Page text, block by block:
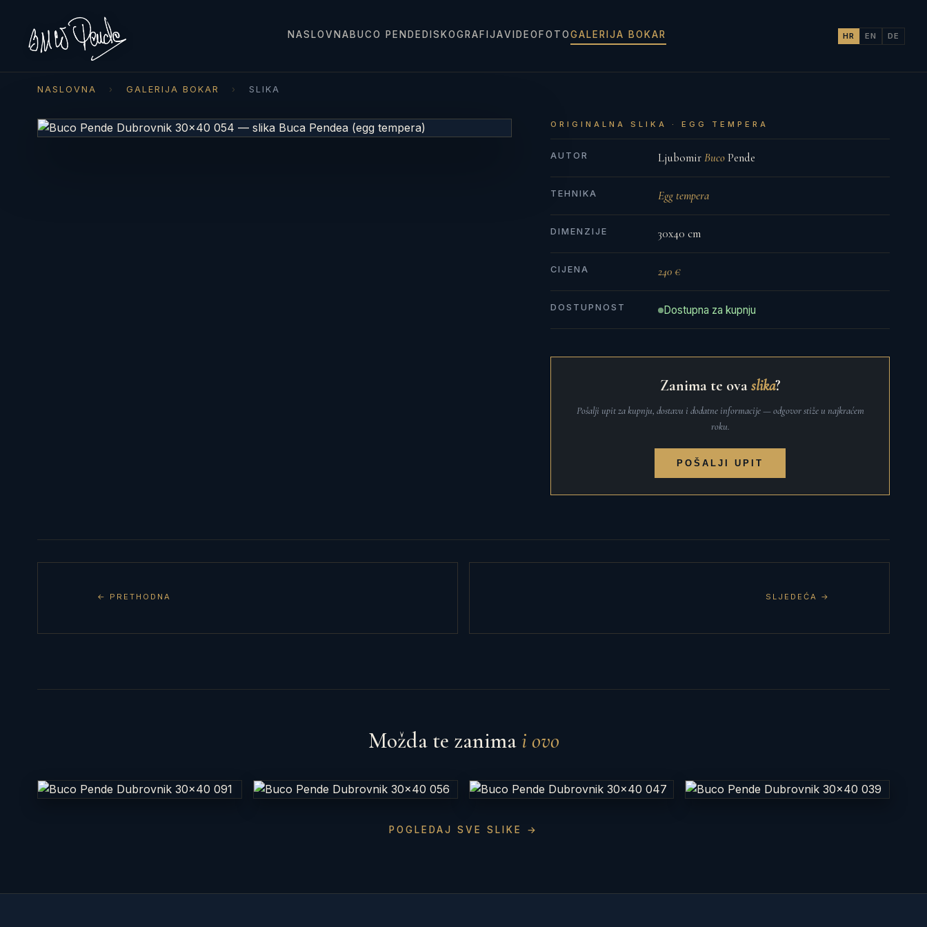
NASLOVNABUCO PENDEDISKOGRAFIJAVIDEOFOTOGALERIJA BOKAR HR EN DE
NASLOVNA › GALERIJA BOKAR › SLIKA
ORIGINALNA SLIKA · EGG TEMPERA
AUTOR LjubomirBucoPende
TEHNIKA Egg tempera
DIMENZIJE 30x40 cm
CIJENA 240 €
DOSTUPNOST Dostupna za kupnju
Zanima te ovaslika?
Pošalji upit za kupnju, dostavu i dodatne informacije — odgovor stiže u najkraćem
roku.
POŠALJI UPIT
← PRETHODNA SLJEDEĆA →
Možda te zanima i ovo
POGLEDAJ SVE SLIKE →